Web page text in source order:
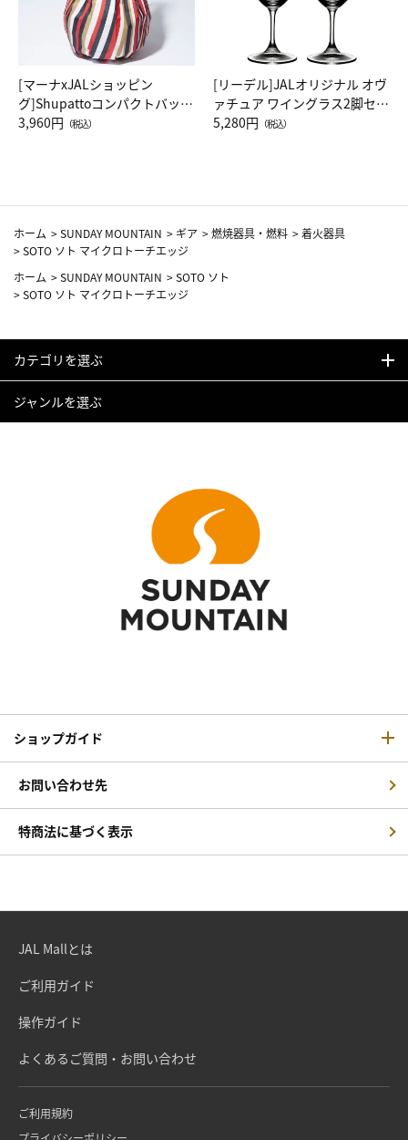
[マーナxJALショッピン
グ]Shupattoコンパクトバッグ
Drop JAL客室乗務員（LC）ス
3,960円 （税込）
[リーデル]JALオリジナル オヴ
ァチュア ワイングラス2脚セッ
ト（レッドワイン）
5,280円 （税込）
ホーム >SUNDAY MOUNTAIN > ギア >燃焼器具・燃料 >着火器具
>SOTO ソト マイクロトーチエッジ
ホーム >SUNDAY MOUNTAIN >SOTO ソト
>SOTO ソト マイクロトーチエッジ
カテゴリを選ぶ
ジャンルを選ぶ
ショップガイド
お問い合わせ先
特商法に基づく表示
JAL Mallとは
ご利用ガイド
操作ガイド
よくあるご質問・お問い合わせ
ご利用規約